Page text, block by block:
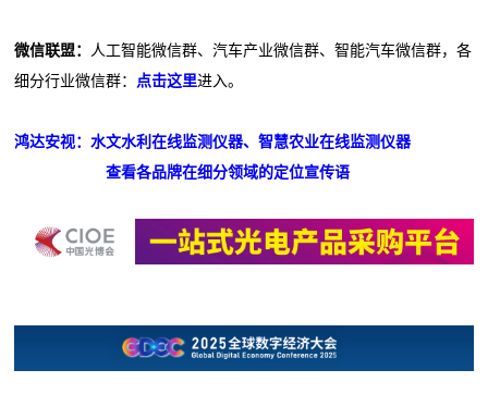
微信联盟： 人工智能微信群、汽车产业微信群、智能汽车微信群，各
细分行业微信群： 点击这里进入。
鸿达安视：水文水利在线监测仪器、智慧农业在线监测仪器
查看各品牌在细分领域的定位宣传语